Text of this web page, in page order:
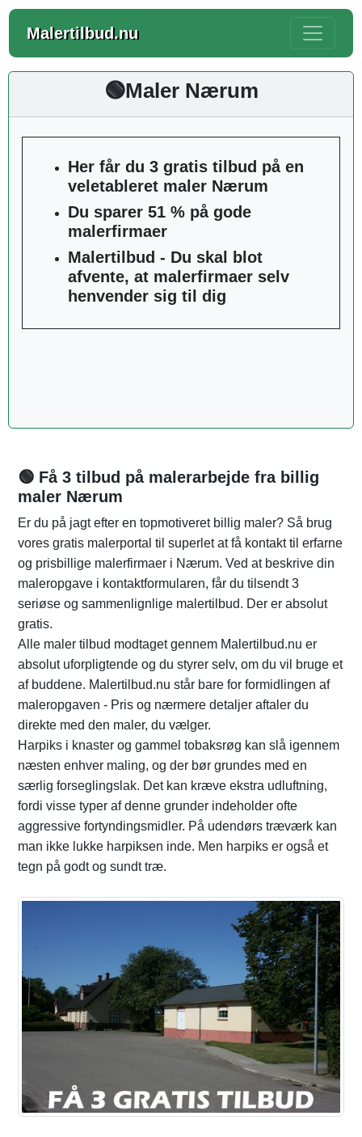
Malertilbud.nu
🟢Maler Nærum
Her får du 3 gratis tilbud på en
veletableret maler Nærum
Du sparer 51 % på gode
malerfirmaer
Malertilbud - Du skal blot
afvente, at malerfirmaer selv
henvender sig til dig
🟢 Få 3 tilbud på malerarbejde fra billig
maler Nærum
Er du på jagt efter en topmotiveret billig maler? Så brug
vores gratis malerportal til superlet at få kontakt til erfarne
og prisbillige malerfirmaer i Nærum. Ved at beskrive din
maleropgave i kontaktformularen, får du tilsendt 3
seriøse og sammenlignlige malertilbud. Der er absolut
gratis.
Alle maler tilbud modtaget gennem Malertilbud.nu er
absolut uforpligtende og du styrer selv, om du vil bruge et
af buddene. Malertilbud.nu står bare for formidlingen af
maleropgaven - Pris og nærmere detaljer aftaler du
direkte med den maler, du vælger.
Harpiks i knaster og gammel tobaksrøg kan slå igennem
næsten enhver maling, og der bør grundes med en
særlig forseglingslak. Det kan kræve ekstra udluftning,
fordi visse typer af denne grunder indeholder ofte
aggressive fortyndingsmidler. På udendørs træværk kan
man ikke lukke harpiksen inde. Men harpiks er også et
tegn på godt og sundt træ.